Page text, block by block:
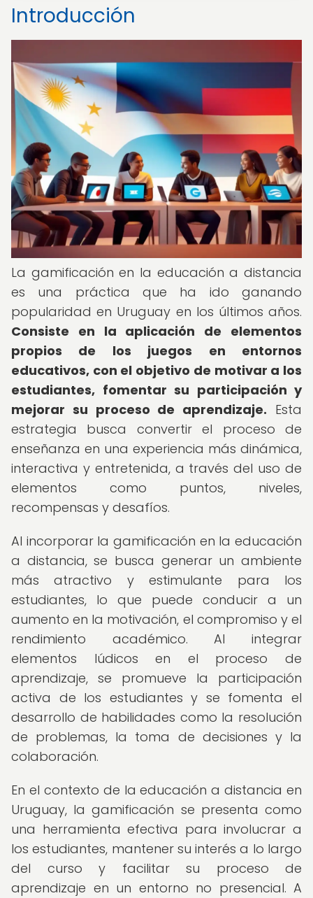
Introducción
La gamificación en la educación a distancia
es una práctica que ha ido ganando
popularidad en Uruguay en los últimos años.
Consiste en la aplicación de elementos
propios de los juegos en entornos
educativos, con el objetivo de motivar a los
estudiantes, fomentar su participación y
mejorar su proceso de aprendizaje. Esta
estrategia busca convertir el proceso de
enseñanza en una experiencia más dinámica,
interactiva y entretenida, a través del uso de
elementos como puntos, niveles,
recompensas y desafíos.
Al incorporar la gamificación en la educación
a distancia, se busca generar un ambiente
más atractivo y estimulante para los
estudiantes, lo que puede conducir a un
aumento en la motivación, el compromiso y el
rendimiento académico. Al integrar
elementos lúdicos en el proceso de
aprendizaje, se promueve la participación
activa de los estudiantes y se fomenta el
desarrollo de habilidades como la resolución
de problemas, la toma de decisiones y la
colaboración.
En el contexto de la educación a distancia en
Uruguay, la gamificación se presenta como
una herramienta efectiva para involucrar a
los estudiantes, mantener su interés a lo largo
del curso y facilitar su proceso de
aprendizaje en un entorno no presencial. A